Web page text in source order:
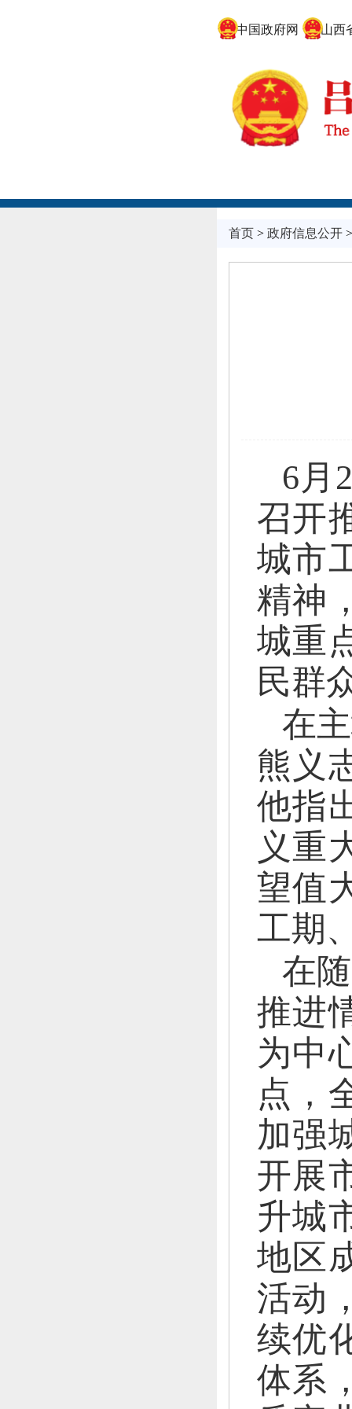
中国政府网 山西省
首页> 政府信息公开
6月
召开
城市
精神
城重
民群
在
熊义
他指
义重
望值
工期
在
推进
为中
点，
加强
开展
升城
地区
活动
续优
体系